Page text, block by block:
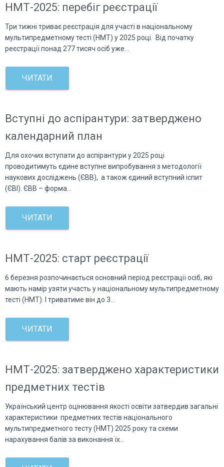
НМТ-2025: перебіг реєстрації
Три тижні триває реєстрація для участі в національному
мультипредметному тесті (НМТ) у 2025 році. Від початку
реєстрації понад 277 тисяч осіб уже…
ЧИТАТИ
Вступні до аспірантури: затверджено
календарний план
Для охочих вступати до аспірантури у 2025 році
проводитимуть єдине вступне випробування з методології
наукових досліджень (ЄВВ), а також єдиний вступний іспит
(ЄВІ). ЄВВ – форма…
ЧИТАТИ
НМТ-2025: старт реєстрації
6 березня розпочинається основний період реєстрації осіб, які
мають намір узяти участь у національному мультипредметному
тесті (НМТ). І триватиме він до 3…
ЧИТАТИ
НМТ-2025: затверджено характеристики
предметних тестів
Український центр оцінювання якості освіти затвердив загальні
характеристики предметних тестів національного
мультипредметного тесту (НМТ) 2025 року та схеми
нарахування балів за виконання їх…